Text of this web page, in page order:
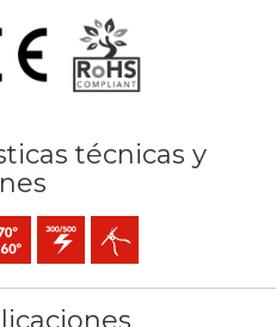
técnicas y
flexible (clase 5) mm2
máx. servicio: 70ºC / 160ºC
300 / 500 V C.A.
Fácil pelado